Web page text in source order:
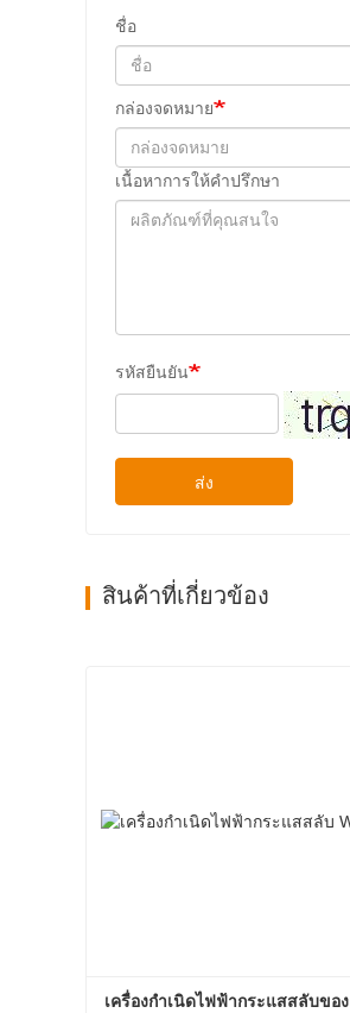
ชื่อ
กล่องจดหมาย
เนื้อหาการให้คําปรึกษา
รหัสยืนยัน
ส่ง
สินค้าที่เกี่ยวข้อง
เครื่องกำเนิดไฟฟ้ากระแสสลับของ